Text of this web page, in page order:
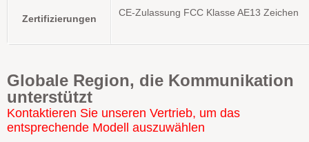
Zertifizierungen
CE-Zulassung FCC Klasse AE13 Zeichen
Globale Region, die Kommunikation
unterstützt
Kontaktieren Sie unseren Vertrieb, um das
entsprechende Modell auszuwählen